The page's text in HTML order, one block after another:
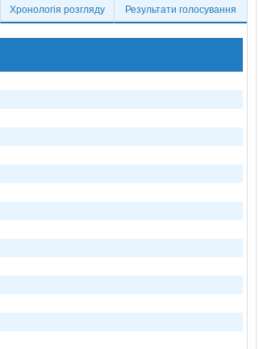
Хронологія розгляду Результати голосування